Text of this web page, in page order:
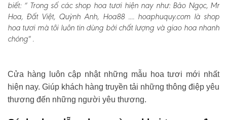
biết:“ Trong số các shop hoa tươi hiện nay như: Bảo Ngọc, Mr
Hoa, Đất Việt, Quỳnh Anh, Hoa88 .... hoaphuquy.com là shop
hoa tươi mà tôi luôn tin dùng bởi chất lượng và giao hoa nhanh
chóng" .
Cửa hàng luôn cập nhật những mẫu hoa tươi mới nhất
hiện nay. Giúp khách hàng truyền tải những thông điệp yêu
thương đến những người yêu thương.